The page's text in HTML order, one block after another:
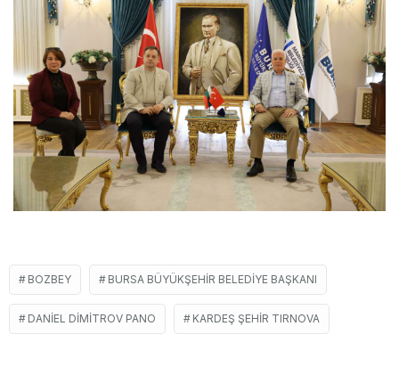
BOZBEY BURSA BÜYÜKŞEHIR BELEDIYE BAŞKANI
DANIEL DIMITROV PANO KARDEŞ ŞEHIR TIRNOVA